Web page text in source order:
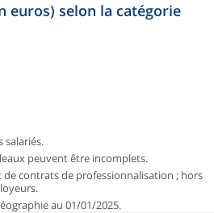
euros) selon la catégorie
salariés.
peuvent être incomplets.
de contrats de professionnalisation ; hors
au 01/01/2025.